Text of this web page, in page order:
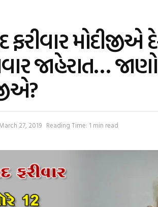
ફરીવાર
જાહેરાત…
27, 2019 Reading Time: 1 min read